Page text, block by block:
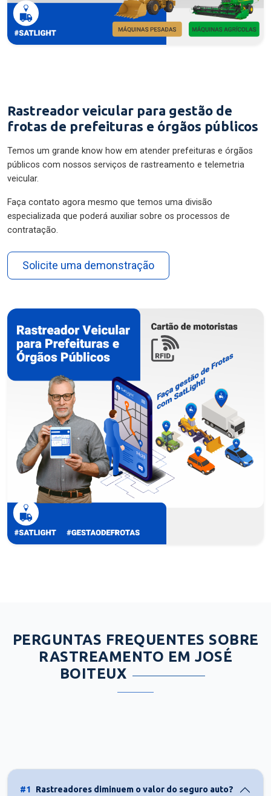
Rastreador veicular para gestão de
frotas de prefeituras e órgãos públicos
Temos um grande know how em atender prefeituras e órgãos
públicos com nossos serviços de rastreamento e telemetria
veicular.
Faça contato agora mesmo que temos uma divisão
especializada que poderá auxiliar sobre os processos de
contratação.
Solicite uma demonstração
PERGUNTAS FREQUENTES SOBRE
RASTREAMENTO EM JOSÉ
BOITEUX
#1 Rastreadores diminuem o valor do seguro auto?